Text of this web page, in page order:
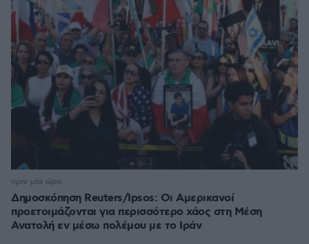
Δημοσκόπηση Reuters/Ipsos: Οι Αμερικανοί
προετοιμάζονται για περισσότερο χάος στη Μέση
Ανατολή εν μέσω πολέμου με το Ιράν
πριν μία ώρα